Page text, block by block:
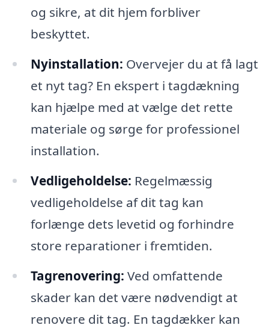
og sikre, at dit hjem forbliver
beskyttet.
Nyinstallation: Overvejer du at få lagt
et nyt tag? En ekspert i tagdækning
kan hjælpe med at vælge det rette
materiale og sørge for professionel
installation.
Vedligeholdelse: Regelmæssig
vedligeholdelse af dit tag kan
forlænge dets levetid og forhindre
store reparationer i fremtiden.
Tagrenovering: Ved omfattende
skader kan det være nødvendigt at
renovere dit tag. En tagdækker kan